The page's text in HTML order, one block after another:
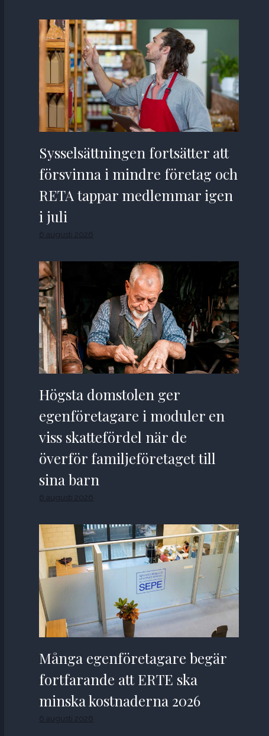
Sysselsättningen fortsätter att
försvinna i mindre företag och
RETA tappar medlemmar igen
i juli
6 augusti 2026
Högsta domstolen ger
egenföretagare i moduler en
viss skattefördel när de
överför familjeföretaget till
sina barn
6 augusti 2026
Många egenföretagare begär
fortfarande att ERTE ska
minska kostnaderna 2026
6 augusti 2026